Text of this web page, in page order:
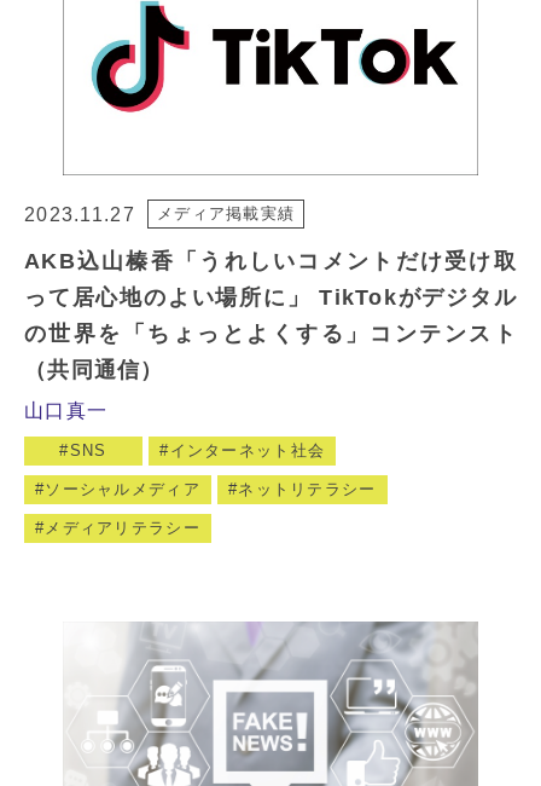
2023.11.27 メディア掲載実績
AKB込山榛香「うれしいコメントだけ受け取
って居心地のよい場所に」 TikTokがデジタル
の世界を「ちょっとよくする」コンテンスト
（共同通信）
山口真一
SNS インターネット社会
ソーシャルメディア ネットリテラシー
メディアリテラシー